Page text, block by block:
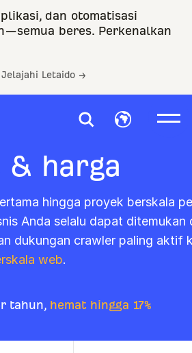
dan otomatisasi
beres. Perkenalkan
Jelajahi Letaido →
& harga
hingga proyek berskala
Anda selalu dapat ditemukan
dukungan crawler paling aktif
web.
tahun, hemat hingga 17%